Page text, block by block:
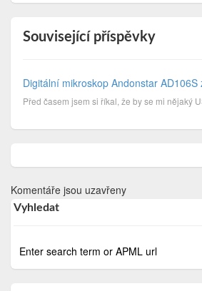
Související příspěvky
Digitální mikroskop Andonstar AD106S
Komentáře jsou uzavřeny
Vyhledat